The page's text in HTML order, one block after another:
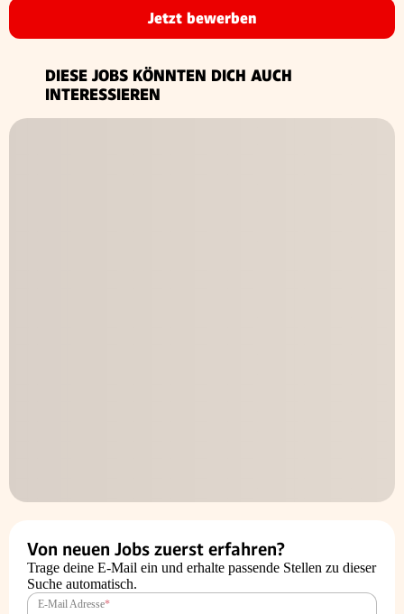
Jetzt bewerben
DIESE JOBS KÖNNTEN DICH AUCH
INTERESSIEREN
Von neuen Jobs zuerst erfahren?
Trage deine E-Mail ein und erhalte passende Stellen zu dieser
Suche automatisch.
E-Mail Adresse*